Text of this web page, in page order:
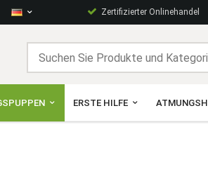
Zertifizierter Onlinehandel
ERSTE HILFE